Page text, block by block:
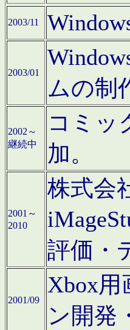
2003/11
2003/01
ムの制
2002～
継続中
コミッ
加。
2001～
2010
株式会
評価・
2001/09
Xbox
ン開発